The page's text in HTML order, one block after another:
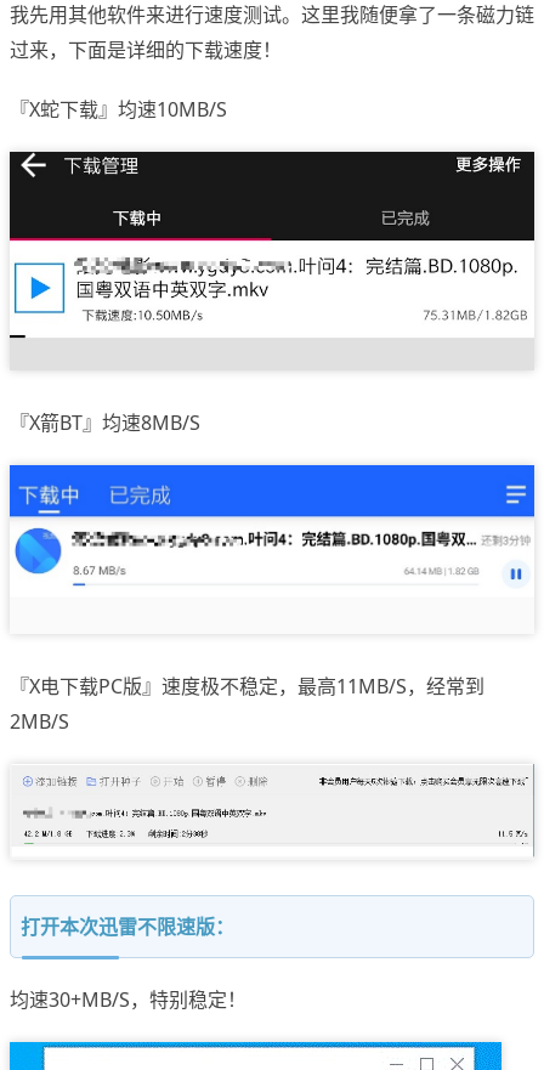
我先用其他软件来进行速度测试。这里我随便拿了一条磁力链
过来，下面是详细的下载速度！
『X蛇下载』均速10MB/S
『X箭BT』均速8MB/S
『X电下载PC版』速度极不稳定，最高11MB/S，经常到
2MB/S
打开本次迅雷不限速版：
均速30+MB/S，特别稳定！